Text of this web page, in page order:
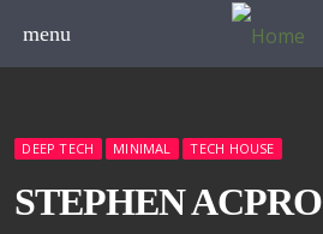
menu
DEEP TECH MINIMAL TECH HOUSE
STEPHEN ACPRO